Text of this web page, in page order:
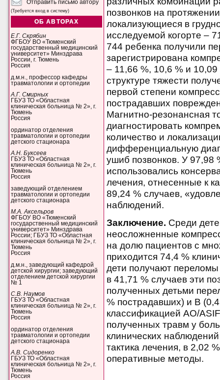
Отправить письмо автору
(Требуется вход в систему)
ОБ АВТОРАХ
Е.Г. Скрябин
ФГБОУ ВО «Тюменский
государственный медицинский
университет» Минздрава
России, г. Тюмень
Россия
д.м.н., профессор кафедры
травматологии и ортопедии
А.Г. Смирных
ГБУЗ ТО «Областная
клиническая больница № 2», г.
Тюмень
Россия
ординатор отделения
травматологии и ортопедии
детского стационара
А.Н. Буксеев
ГБУЗ ТО «Областная
клиническая больница № 2», г.
Тюмень
Россия
заведующий отделением
травматологии и ортопедии
детского стационара
М.А. Аксельров
ФГБОУ ВО «Тюменский
государственный медицинский
университет» Минздрава
России; ГБУЗ ТО «Областная
клиническая больница № 2», г.
Тюмень
Россия
д.м.н., заведующий кафедрой
детской хирургии; заведующий
отделением детской хирургии
№ 1
С.В. Наумов
ГБУЗ ТО «Областная
клиническая больница № 2», г.
Тюмень
Россия
ординатор отделения
травматологии и ортопедии
детского стационара
А.В. Сидоренко
ГБУЗ ТО «Областная
клиническая больница № 2», г.
Тюмень
Россия
позвонков на
локализующиеся в
исследуемой когорте –
744 ребенка получили
зарегистрирована
– 11,66 %, 10,6 % и
структуре тяжести
первой степени
пострадавших
Магнитно-резонансная
диагностировать
количество и
дифференциальную
ушиб позвонков. У 97,98
использовались
лечения, отнесенные к
89,24 % случаев,
наблюдений.
Заключение. Среди
неосложненные
на долю пациентов с
приходится 74,4 %
дети получают переломы
в 41,71 % случаев эти
полученных детьми
% пострадавших) и В
классификацией AO/
полученных травм у
клинических
тактика лечения, в 2,02
оперативные методы.